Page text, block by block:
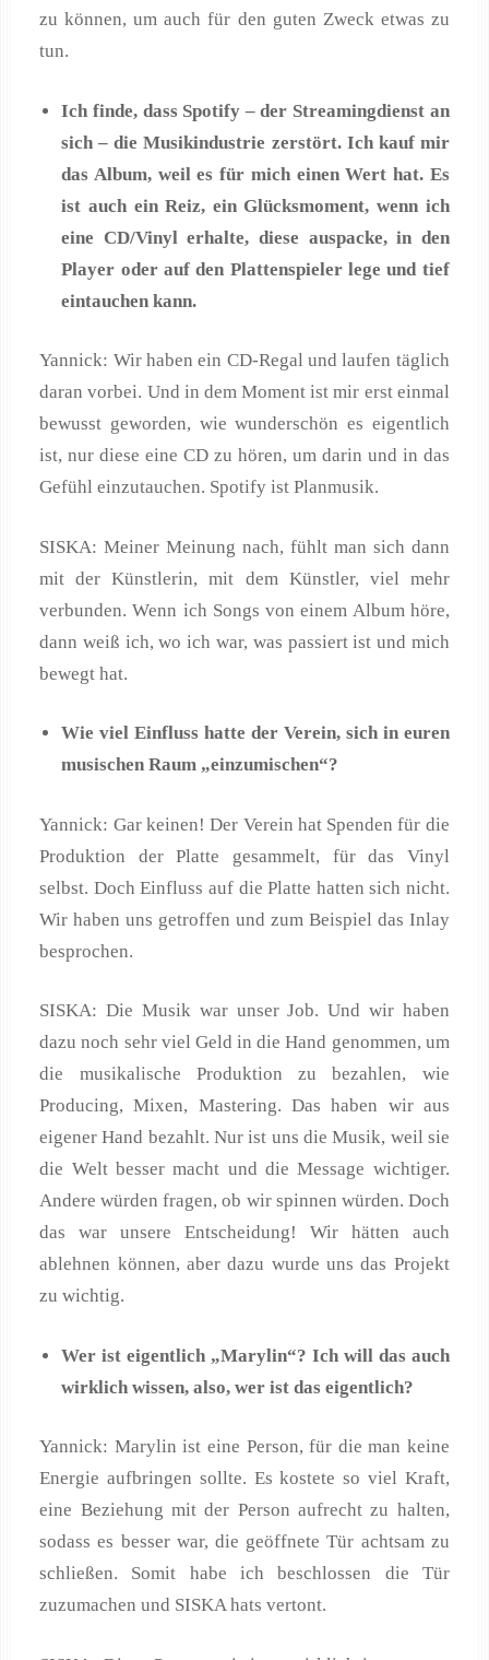
zu können, um auch für den guten Zweck etwas zu
tun.
Ich finde, dass Spotify – der Streamingdienst an
sich – die Musikindustrie zerstört. Ich kauf mir
das Album, weil es für mich einen Wert hat. Es
ist auch ein Reiz, ein Glücksmoment, wenn ich
eine CD/Vinyl erhalte, diese auspacke, in den
Player oder auf den Plattenspieler lege und tief
eintauchen kann.
Yannick: Wir haben ein CD-Regal und laufen täglich
daran vorbei. Und in dem Moment ist mir erst einmal
bewusst geworden, wie wunderschön es eigentlich
ist, nur diese eine CD zu hören, um darin und in das
Gefühl einzutauchen. Spotify ist Planmusik.
SISKA: Meiner Meinung nach, fühlt man sich dann
mit der Künstlerin, mit dem Künstler, viel mehr
verbunden. Wenn ich Songs von einem Album höre,
dann weiß ich, wo ich war, was passiert ist und mich
bewegt hat.
Wie viel Einfluss hatte der Verein, sich in euren
musischen Raum „einzumischen“?
Yannick: Gar keinen! Der Verein hat Spenden für die
Produktion der Platte gesammelt, für das Vinyl
selbst. Doch Einfluss auf die Platte hatten sich nicht.
Wir haben uns getroffen und zum Beispiel das Inlay
besprochen.
SISKA: Die Musik war unser Job. Und wir haben
dazu noch sehr viel Geld in die Hand genommen, um
die musikalische Produktion zu bezahlen, wie
Producing, Mixen, Mastering. Das haben wir aus
eigener Hand bezahlt. Nur ist uns die Musik, weil sie
die Welt besser macht und die Message wichtiger.
Andere würden fragen, ob wir spinnen würden. Doch
das war unsere Entscheidung! Wir hätten auch
ablehnen können, aber dazu wurde uns das Projekt
zu wichtig.
Wer ist eigentlich „Marylin“? Ich will das auch
wirklich wissen, also, wer ist das eigentlich?
Yannick: Marylin ist eine Person, für die man keine
Energie aufbringen sollte. Es kostete so viel Kraft,
eine Beziehung mit der Person aufrecht zu halten,
sodass es besser war, die geöffnete Tür achtsam zu
schließen. Somit habe ich beschlossen die Tür
zuzumachen und SISKA hats vertont.